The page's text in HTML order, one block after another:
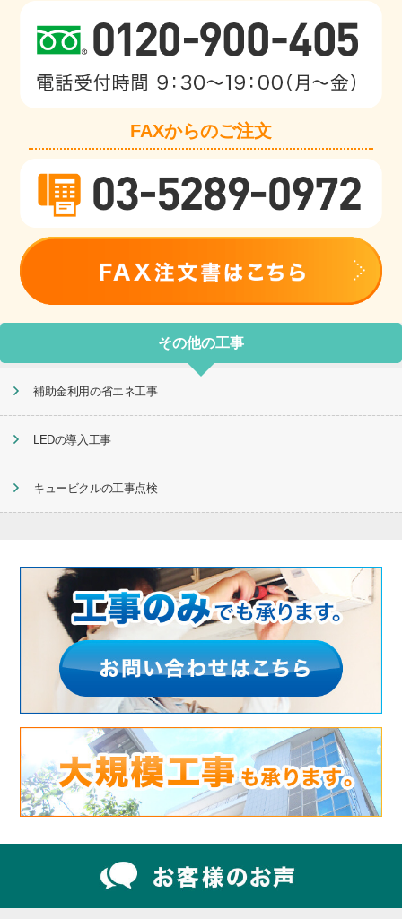
FAXからのご注文
その他の工事
補助金利用の省エネ工事
LEDの導入工事
キュービクルの工事点検